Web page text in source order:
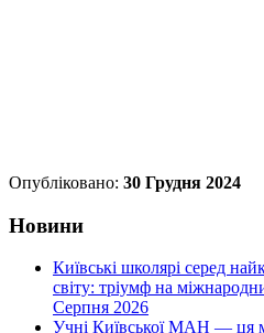
Опубліковано: 30 Грудня 2024
Новини
Київські школярі серед
світу: тріумф на
Серпня 2026
Учні Київської МАН — ця